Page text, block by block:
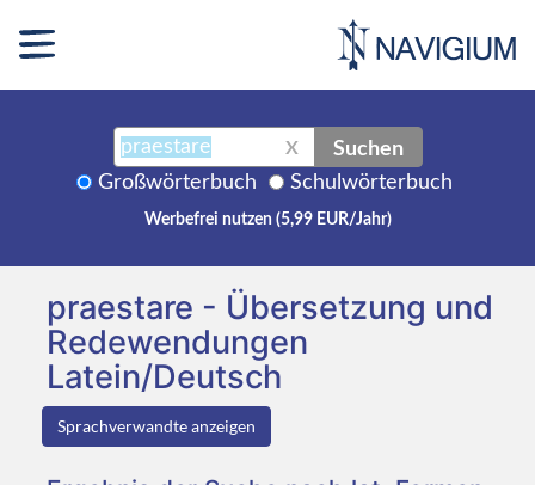
X Suchen
Großwörterbuch Schulwörterbuch
Werbefrei nutzen (5,99 EUR/Jahr)
praestare - Übersetzung und
Redewendungen
Latein/Deutsch
Sprachverwandte anzeigen